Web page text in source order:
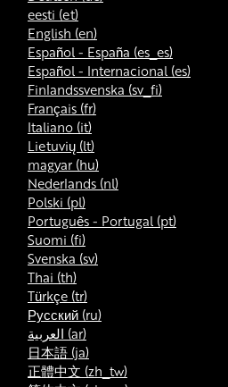
eesti ‎(et)‎
English ‎(en)‎
Español - España ‎(es_es)‎
Español - Internacional ‎(es)‎
Finlandssvenska ‎(sv_fi)‎
Français ‎(fr)‎
Italiano ‎(it)‎
Lietuvių ‎(lt)‎
magyar ‎(hu)‎
Nederlands ‎(nl)‎
Polski ‎(pl)‎
Português - Portugal ‎(pt)‎
Suomi ‎(fi)‎
Svenska ‎(sv)‎
Thai ‎(th)‎
Türkçe ‎(tr)‎
Русский ‎(ru)‎
العربية ‎(ar)‎
日本語 ‎(ja)‎
正體中文 ‎(zh_tw)‎